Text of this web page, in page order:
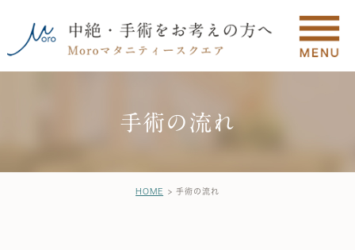
手術の流れ
HOME 手術の流れ